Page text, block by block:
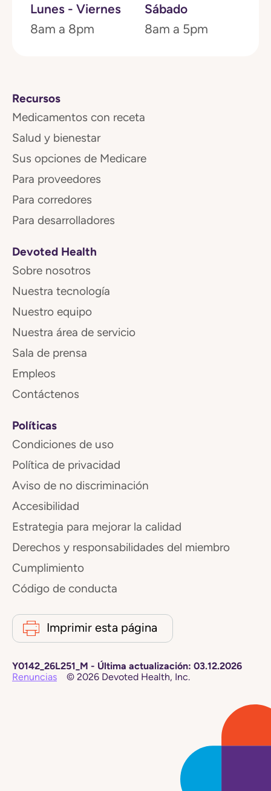
Lunes - Viernes
8am a 8pm
Sábado
8am a 5pm
Recursos
Medicamentos con receta
Salud y bienestar
Sus opciones de Medicare
Para proveedores
Para corredores
Para desarrolladores
Devoted Health
Sobre nosotros
Nuestra tecnología
Nuestro equipo
Nuestra área de servicio
Sala de prensa
Empleos
Contáctenos
Políticas
Condiciones de uso
Política de privacidad
Aviso de no discriminación
Accesibilidad
Estrategia para mejorar la calidad
Derechos y responsabilidades del miembro
Cumplimiento
Código de conducta
Imprimir esta página
Y0142_26L251_M - Última actualización: 03.12.2026
Renuncias
© 2026 Devoted Health, Inc.